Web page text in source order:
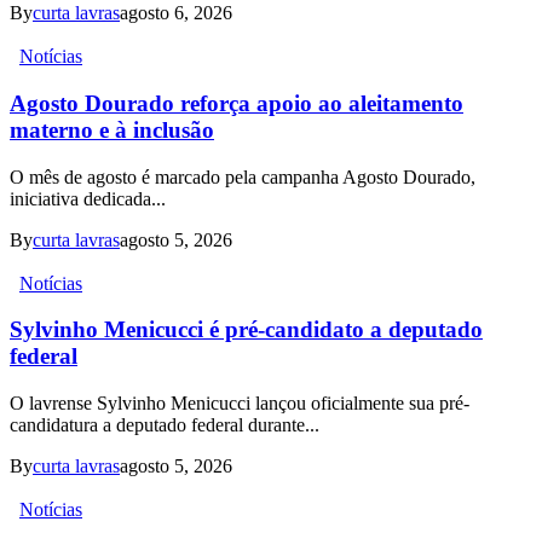
Bycurta lavrasagosto 6, 2026
Notícias
Agosto Dourado reforça apoio ao aleitamento
materno e à inclusão
O mês de agosto é marcado pela campanha Agosto Dourado,
iniciativa dedicada...
Bycurta lavrasagosto 5, 2026
Notícias
Sylvinho Menicucci é pré-candidato a deputado
federal
O lavrense Sylvinho Menicucci lançou oficialmente sua pré-
candidatura a deputado federal durante...
Bycurta lavrasagosto 5, 2026
Notícias